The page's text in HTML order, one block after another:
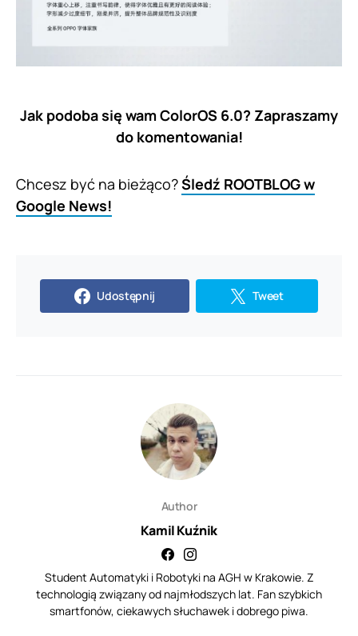
Jak podoba się wam ColorOS 6.0? Zapraszamy
do komentowania!
Chcesz być na bieżąco?Śledź ROOTBLOG w
Google News!
Udostępnij Tweet
Author
Kamil Kuźnik
Student Automatyki i Robotyki na AGH w Krakowie. Z
technologią związany od najmłodszych lat. Fan szybkich
smartfonów, ciekawych słuchawek i dobrego piwa.